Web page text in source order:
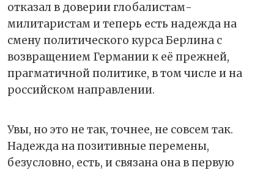
отказал в доверии глобалистам-
милитаристам и теперь есть надежда на
смену политического курса Берлина с
возвращением Германии к её прежней,
прагматичной политике, в том числе и на
российском направлении.
Увы, но это не так, точнее, не совсем так.
Надежда на позитивные перемены,
безусловно, есть, и связана она в первую